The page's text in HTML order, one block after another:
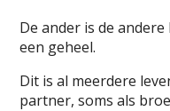
De ander is de
een geheel.
Dit is al meerdere
partner, soms als